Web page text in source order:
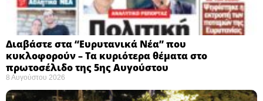
Διαβάστε στα “Ευρυτανικά Νέα” που
κυκλοφορούν – Τα κυριότερα θέματα στο
πρωτοσέλιδο της 5ης Αυγούστου
8 Αυγούστου 2026